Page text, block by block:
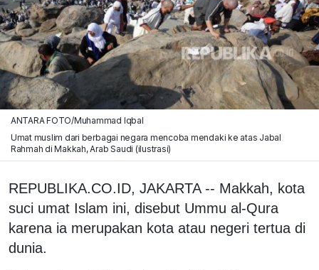
ANTARA FOTO/Muhammad Iqbal
Umat muslim dari berbagai negara mencoba mendaki ke atas Jabal
Rahmah di Makkah, Arab Saudi (ilustrasi)
REPUBLIKA.CO.ID, JAKARTA -- Makkah, kota
suci umat Islam ini, disebut Ummu al-Qura
karena ia merupakan kota atau negeri tertua di
dunia.